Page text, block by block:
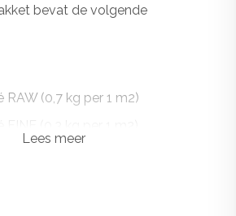
bevat de volgende
RAW (0,7 kg per 1 m2)
Lees meer